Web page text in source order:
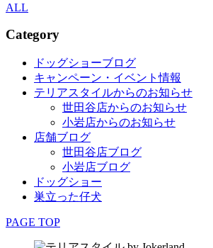
ALL
Category
ドッグショーブログ
キャンペーン・イベント情報
テリアスタイルからのお知らせ
世田谷店からのお知らせ
小岩店からのお知らせ
店舗ブログ
世田谷店ブログ
小岩店ブログ
ドッグショー
巣立った仔犬
PAGE TOP